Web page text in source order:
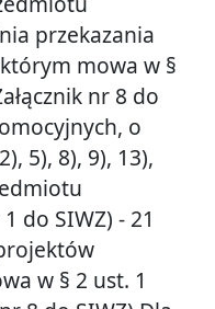
przekazania
mowa w §
nr 8 do
o
5), 8), 9), 13),
do SIWZ) - 21
w § 2 ust. 1